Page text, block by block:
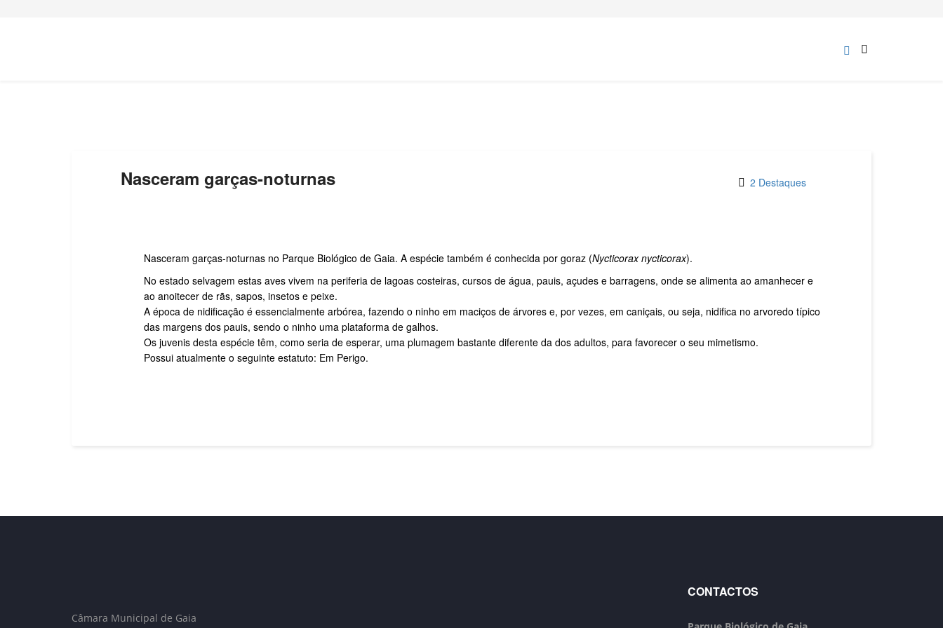
2 Destaques
Nasceram garças-noturnas
Nasceram garças-noturnas no Parque Biológico de Gaia. A espécie também é conhecida por goraz (Nycticorax nycticorax).
No estado selvagem estas aves vivem na periferia de lagoas costeiras, cursos de água, pauis, açudes e barragens, onde se alimenta ao amanhecer e
ao anoitecer de rãs, sapos, insetos e peixe.
A época de nidificação é essencialmente arbórea, fazendo o ninho em maciços de árvores e, por vezes, em caniçais, ou seja, nidifica no arvoredo típico
das margens dos pauis, sendo o ninho uma plataforma de galhos.
Os juvenis desta espécie têm, como seria de esperar, uma plumagem bastante diferente da dos adultos, para favorecer o seu mimetismo.
Possui atualmente o seguinte estatuto: Em Perigo.
Câmara Municipal de Gaia
CONTACTOS